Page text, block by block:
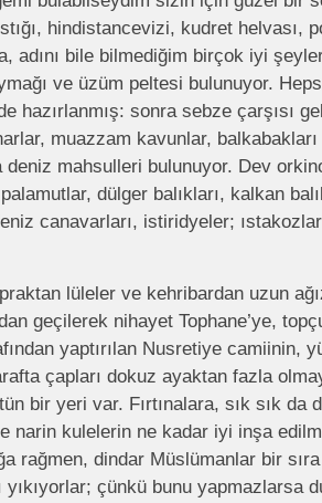
hindistancevizi, kudret helvası,
adını bile bilmediğim birçok iyi
ve üzüm peltesi bulunuyor.
hazırlanmış: sonra sebze çarşısı
muazzam kavunlar,
deniz mahsulleri bulunuyor. Dev
dülger balıkları, kalkan
canavarları, istiridyeler;
lüleler ve kehribardan uzun
geçilerek nihayet Tophane’ye,
yaptırılan Nusretiye camiinin,
çapları dokuz ayaktan fazla
bir yeri var. Fırtınalara, sık sık da
narin kulelerin ne kadar iyi inşa
rağmen, dindar Müslümanlar bir
yıkıyorlar; çünkü bunu yapmazlarsa